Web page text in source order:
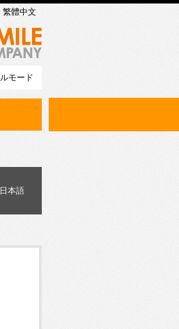
繁體中文
モード
日本語